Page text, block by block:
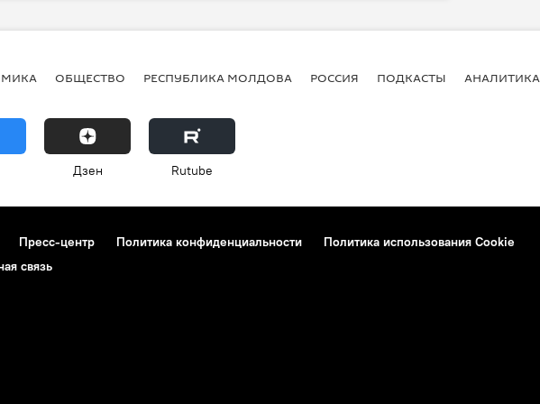
ОБЩЕСТВО РЕСПУБЛИКА МОЛДОВА РОССИЯ ПОДКАСТЫ АНАЛИТИКА
Дзен Rutube
Пресс-центр Политика конфиденциальности
Политика использования Cookie
связь